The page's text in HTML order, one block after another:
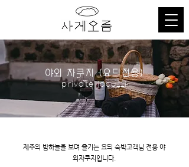
야외 자쿠지 (요듸전용)
private jacuzzi
제주의 밤하늘을 보며 즐기는 요듸 숙박고객님 전용 야
외자쿠지입니다.